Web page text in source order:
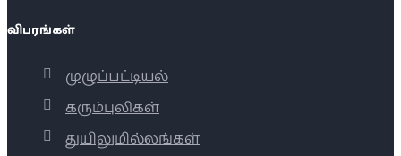
விபரங்கள்
முழுப்பட்டியல்
கரும்புலிகள்
துயிலுமில்லங்கள்